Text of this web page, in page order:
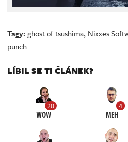
Tagy:ghost of tsushima, Nixxes
punch
LÍBIL SE TI ČLÁNEK?
20
WOW
4
MEH